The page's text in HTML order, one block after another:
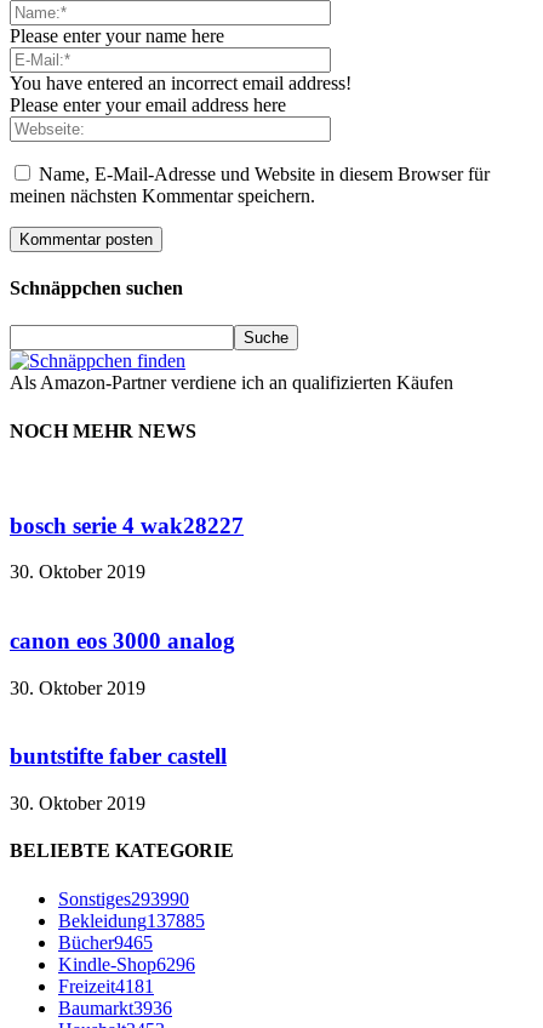
Please enter your name here
You have entered an incorrect email address!
Please enter your email address here
Name, E-Mail-Adresse und Website in diesem Browser für
meinen nächsten Kommentar speichern.
Schnäppchen suchen
Als Amazon-Partner verdiene ich an qualifizierten Käufen
NOCH MEHR NEWS
bosch serie 4 wak28227
30. Oktober 2019
canon eos 3000 analog
30. Oktober 2019
buntstifte faber castell
30. Oktober 2019
BELIEBTE KATEGORIE
Sonstiges293990
Bekleidung137885
Bücher9465
Kindle-Shop6296
Freizeit4181
Baumarkt3936